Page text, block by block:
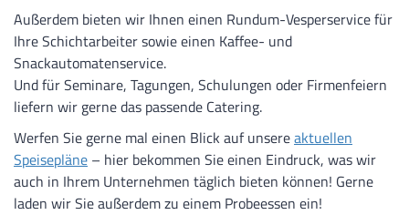
Außerdem bieten wir Ihnen einen Rundum-Vesperservice für
Ihre Schichtarbeiter sowie einen Kaffee- und
Snackautomatenservice.
Und für Seminare, Tagungen, Schulungen oder Firmenfeiern
liefern wir gerne das passende Catering.
Werfen Sie gerne mal einen Blick auf unsereaktuellen
Speisepläne – hier bekommen Sie einen Eindruck, was wir
auch in Ihrem Unternehmen täglich bieten können! Gerne
laden wir Sie außerdem zu einem Probeessen ein!